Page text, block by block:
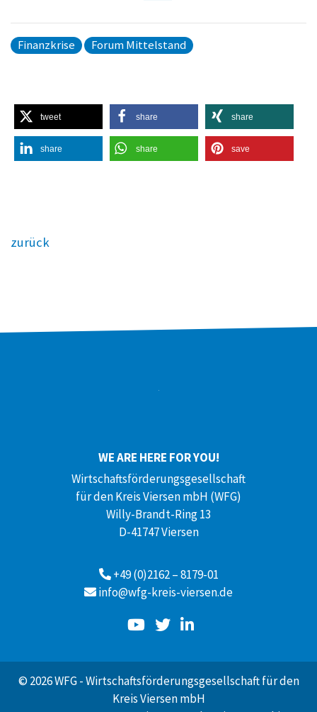
Finanzkrise Forum Mittelstand
tweet share share
share share save
zurück
WE ARE HERE FOR YOU!
Wirtschaftsförderungsgesellschaft
für den Kreis Viersen mbH (WFG)
Willy-Brandt-Ring 13
D-41747 Viersen
+49 (0)2162 – 8179-01
info@wfg-kreis-viersen.de
© 2026 WFG - Wirtschaftsförderungsgesellschaft für den
Kreis Viersen mbH